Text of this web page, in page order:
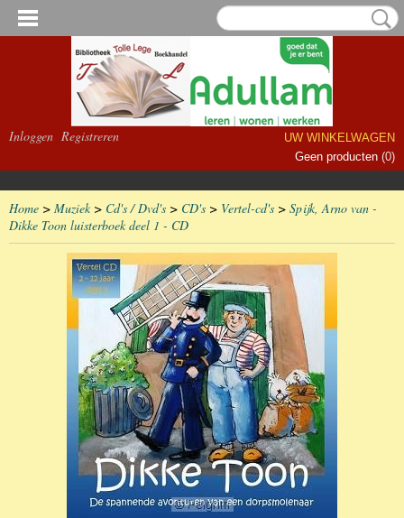
Inloggen Registreren
UW WINKELWAGEN
Geen producten (0)
Home > Muziek> Cd's / Dvd's > CD's > Vertel-cd's > Spijk, Arno van -
Dikke Toon luisterboek deel 1 - CD